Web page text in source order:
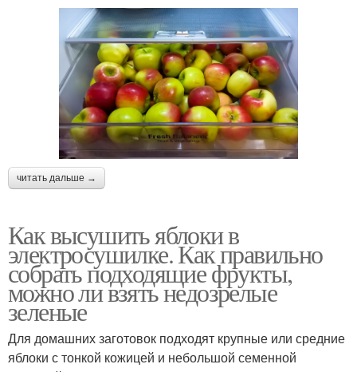
читать дальше →
Как высушить яблоки в
электросушилке. Как правильно
собрать подходящие фрукты,
можно ли взять недозрелые
зеленые
Для домашних заготовок подходят крупные или средние
яблоки с тонкой кожицей и небольшой семенной